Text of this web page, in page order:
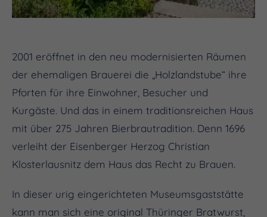
2001 eröffnet in den neu modernisierten Räumen
der ehemaligen Brauerei die „Holzlandstube“ ihre
Pforten für ihre Einwohner, Besucher und
Kurgäste. Und das in einem traditionsreichen Haus
mit über 275 Jahren Bierbrautradition. Denn 1696
verleiht der Eisenberger Herzog Christian
Klosterlausnitz dem Haus das Recht zu Brauen.
In dieser urig eingerichteten Museumsgaststätte
kann man sich eine original Thüringer Bratwurst,